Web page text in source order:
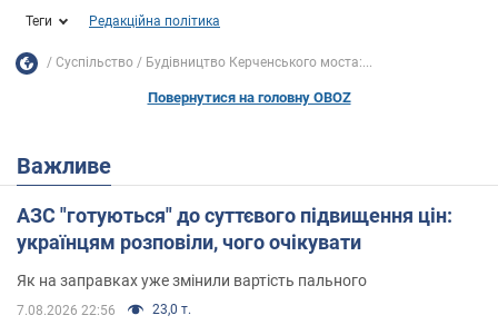
Теги Редакційна політика
Суспільство Будівництво Керченського моста:...
Повернутися на головну OBOZ
Важливе
АЗС "готуються" до суттєвого підвищення цін:
українцям розповіли, чого очікувати
Як на заправках уже змінили вартість пального
7.08.2026 22:56 23,0 т.